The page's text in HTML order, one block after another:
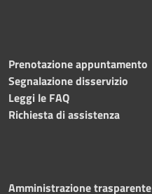
Prenotazione appuntamento
Segnalazione disservizio
Leggi le FAQ
Richiesta di assistenza
Amministrazione trasparente